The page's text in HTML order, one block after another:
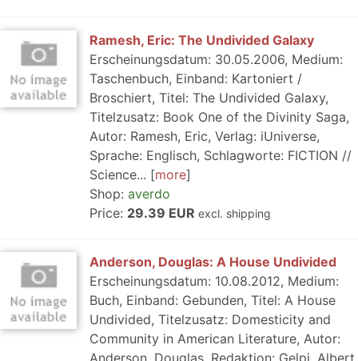
Ramesh, Eric: The Undivided Galaxy
Erscheinungsdatum: 30.05.2006, Medium:
Taschenbuch, Einband: Kartoniert /
Broschiert, Titel: The Undivided Galaxy,
Titelzusatz: Book One of the Divinity Saga,
Autor: Ramesh, Eric, Verlag: iUniverse,
Sprache: Englisch, Schlagworte: FICTION //
Science...
more
Shop: averdo
Price: 29.39 EUR excl. shipping
Anderson, Douglas: A House Undivided
Erscheinungsdatum: 10.08.2012, Medium:
Buch, Einband: Gebunden, Titel: A House
Undivided, Titelzusatz: Domesticity and
Community in American Literature, Autor:
Anderson, Douglas, Redaktion: Gelpi, Albert